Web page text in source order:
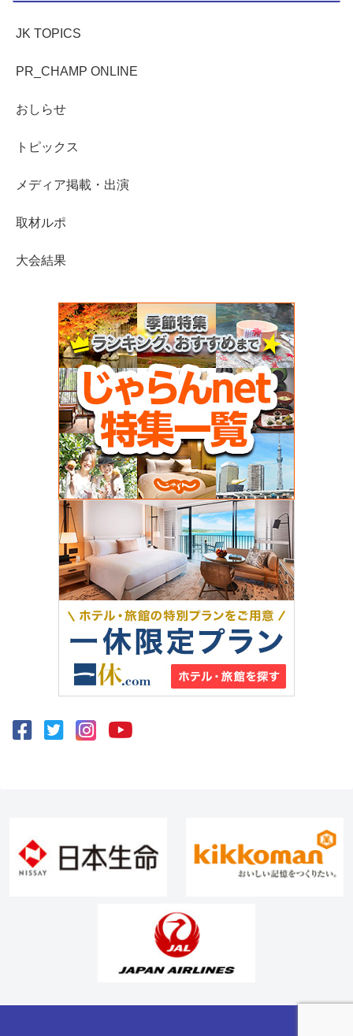
JK TOPICS
PR_CHAMP ONLINE
おしらせ
トピックス
メディア掲載・出演
取材ルポ
大会結果